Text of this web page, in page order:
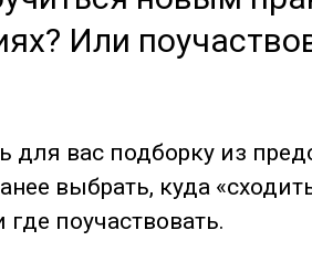
Или
для вас подборку из
выбрать, куда
поучаствовать.